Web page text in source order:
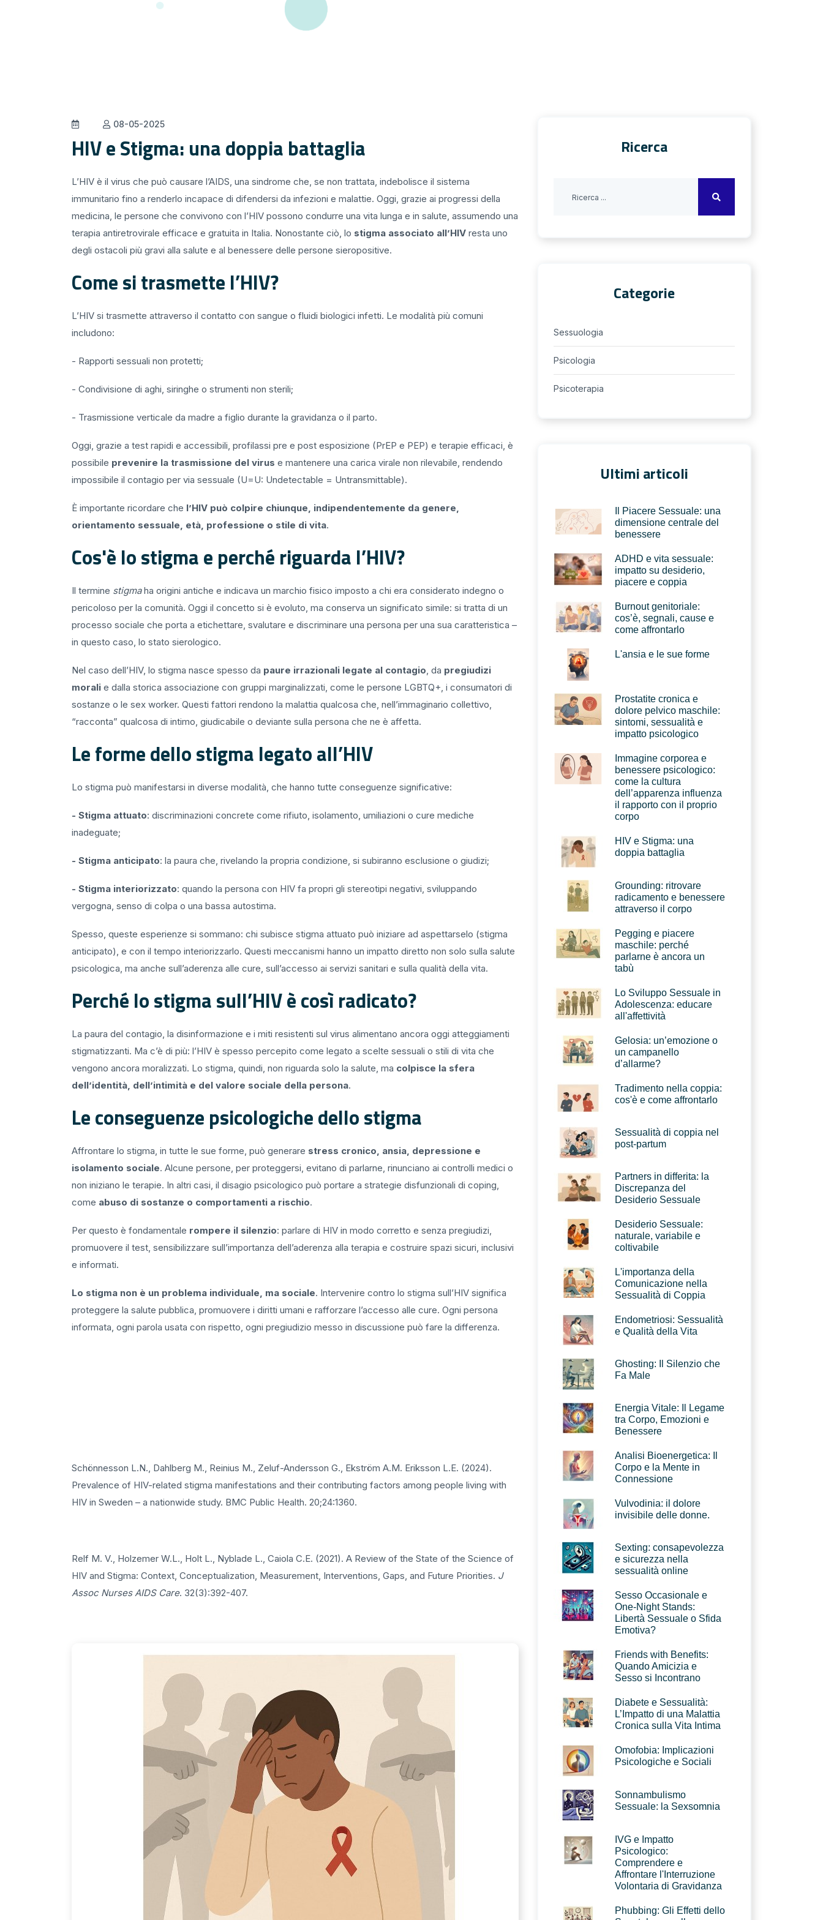
08-05-2025
HIV e Stigma: una doppia battaglia
L’HIV è il virus che può causare l’AIDS, una sindrome che, se non trattata, indebolisce il sistema
immunitario fino a renderlo incapace di difendersi da infezioni e malattie. Oggi, grazie ai progressi della
medicina, le persone che convivono con l’HIV possono condurre una vita lunga e in salute, assumendo una
terapia antiretrovirale efficace e gratuita in Italia. Nonostante ciò, lo stigma associato all’HIV resta uno
degli ostacoli più gravi alla salute e al benessere delle persone sieropositive.
Come si trasmette l’HIV?
L’HIV si trasmette attraverso il contatto con sangue o fluidi biologici infetti. Le modalità più comuni
includono:
- Rapporti sessuali non protetti;
- Condivisione di aghi, siringhe o strumenti non sterili;
- Trasmissione verticale da madre a figlio durante la gravidanza o il parto.
Oggi, grazie a test rapidi e accessibili, profilassi pre e post esposizione (PrEP e PEP) e terapie efficaci, è
possibile prevenire la trasmissione del virus e mantenere una carica virale non rilevabile, rendendo
impossibile il contagio per via sessuale (U=U: Undetectable = Untransmittable).
È importante ricordare che l’HIV può colpire chiunque, indipendentemente da genere,
orientamento sessuale, età, professione o stile di vita.
Cos'è lo stigma e perché riguarda l’HIV?
Il termine stigmaha origini antiche e indicava un marchio fisico imposto a chi era considerato indegno o
pericoloso per la comunità. Oggi il concetto si è evoluto, ma conserva un significato simile: si tratta di un
processo sociale che porta a etichettare, svalutare e discriminare una persona per una sua caratteristica –
in questo caso, lo stato sierologico.
Nel caso dell’HIV, lo stigma nasce spesso da paure irrazionali legate al contagio, da pregiudizi
morali e dalla storica associazione con gruppi marginalizzati, come le persone LGBTQ+, i consumatori di
sostanze o le sex worker. Questi fattori rendono la malattia qualcosa che, nell’immaginario collettivo,
“racconta” qualcosa di intimo, giudicabile o deviante sulla persona che ne è affetta.
Le forme dello stigma legato all’HIV
Lo stigma può manifestarsi in diverse modalità, che hanno tutte conseguenze significative:
- Stigma attuato: discriminazioni concrete come rifiuto, isolamento, umiliazioni o cure mediche
inadeguate;
- Stigma anticipato: la paura che, rivelando la propria condizione, si subiranno esclusione o giudizi;
- Stigma interiorizzato: quando la persona con HIV fa propri gli stereotipi negativi, sviluppando
vergogna, senso di colpa o una bassa autostima.
Spesso, queste esperienze si sommano: chi subisce stigma attuato può iniziare ad aspettarselo (stigma
anticipato), e con il tempo interiorizzarlo. Questi meccanismi hanno un impatto diretto non solo sulla salute
psicologica, ma anche sull’aderenza alle cure, sull’accesso ai servizi sanitari e sulla qualità della vita.
Perché lo stigma sull’HIV è così radicato?
La paura del contagio, la disinformazione e i miti resistenti sul virus alimentano ancora oggi atteggiamenti
stigmatizzanti. Ma c’è di più: l’HIV è spesso percepito come legato a scelte sessuali o stili di vita che
vengono ancora moralizzati. Lo stigma, quindi, non riguarda solo la salute, ma colpisce la sfera
dell’identità, dell’intimità e del valore sociale della persona.
Le conseguenze psicologiche dello stigma
Affrontare lo stigma, in tutte le sue forme, può generare stress cronico, ansia, depressione e
isolamento sociale. Alcune persone, per proteggersi, evitano di parlarne, rinunciano ai controlli medici o
non iniziano le terapie. In altri casi, il disagio psicologico può portare a strategie disfunzionali di coping,
come abuso di sostanze o comportamenti a rischio.
Per questo è fondamentale rompere il silenzio: parlare di HIV in modo corretto e senza pregiudizi,
promuovere il test, sensibilizzare sull’importanza dell’aderenza alla terapia e costruire spazi sicuri, inclusivi
e informati.
Lo stigma non è un problema individuale, ma sociale. Intervenire contro lo stigma sull’HIV significa
proteggere la salute pubblica, promuovere i diritti umani e rafforzare l’accesso alle cure. Ogni persona
informata, ogni parola usata con rispetto, ogni pregiudizio messo in discussione può fare la differenza.
Schönnesson L.N., Dahlberg M., Reinius M., Zeluf-Andersson G., Ekström A.M. Eriksson L.E. (2024).
Prevalence of HIV-related stigma manifestations and their contributing factors among people living with
HIV in Sweden – a nationwide study. BMC Public Health. 20;24:1360.
Relf M. V., Holzemer W.L., Holt L., Nyblade L., Caiola C.E. (2021). A Review of the State of the Science of
HIV and Stigma: Context, Conceptualization, Measurement, Interventions, Gaps, and Future Priorities. J
Assoc Nurses AIDS Care. 32(3):392-407.
Ricerca
Categorie
Sessuologia
Psicologia
Psicoterapia
Ultimi articoli
Il Piacere Sessuale: una
dimensione centrale del
benessere
ADHD e vita sessuale:
impatto su desiderio,
piacere e coppia
Burnout genitoriale:
cos’è, segnali, cause e
come affrontarlo
L'ansia e le sue forme
Prostatite cronica e
dolore pelvico maschile:
sintomi, sessualità e
impatto psicologico
Immagine corporea e
benessere psicologico:
come la cultura
dell’apparenza influenza
il rapporto con il proprio
corpo
HIV e Stigma: una
doppia battaglia
Grounding: ritrovare
radicamento e benessere
attraverso il corpo
Pegging e piacere
maschile: perché
parlarne è ancora un
tabù
Lo Sviluppo Sessuale in
Adolescenza: educare
all'affettività
Gelosia: un’emozione o
un campanello
d’allarme?
Tradimento nella coppia:
cos'è e come affrontarlo
Sessualità di coppia nel
post-partum
Partners in differita: la
Discrepanza del
Desiderio Sessuale
Desiderio Sessuale:
naturale, variabile e
coltivabile
L'importanza della
Comunicazione nella
Sessualità di Coppia
Endometriosi: Sessualità
e Qualità della Vita
Ghosting: Il Silenzio che
Fa Male
Energia Vitale: Il Legame
tra Corpo, Emozioni e
Benessere
Analisi Bioenergetica: Il
Corpo e la Mente in
Connessione
Vulvodinia: il dolore
invisibile delle donne.
Sexting: consapevolezza
e sicurezza nella
sessualità online
Sesso Occasionale e
One-Night Stands:
Libertà Sessuale o Sfida
Emotiva?
Friends with Benefits:
Quando Amicizia e
Sesso si Incontrano
Diabete e Sessualità:
L’Impatto di una Malattia
Cronica sulla Vita Intima
Omofobia: Implicazioni
Psicologiche e Sociali
Sonnambulismo
Sessuale: la Sexsomnia
IVG e Impatto
Psicologico:
Comprendere e
Affrontare l'Interruzione
Volontaria di Gravidanza
Phubbing: Gli Effetti dello